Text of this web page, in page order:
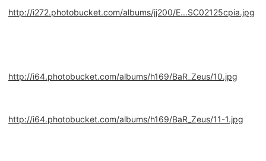
http://i272.photobucket.com/albums/jj200/E...SC02125cpia.jpg
http://i64.photobucket.com/albums/h169/BaR_Zeus/10.jpg
http://i64.photobucket.com/albums/h169/BaR_Zeus/11-1.jpg